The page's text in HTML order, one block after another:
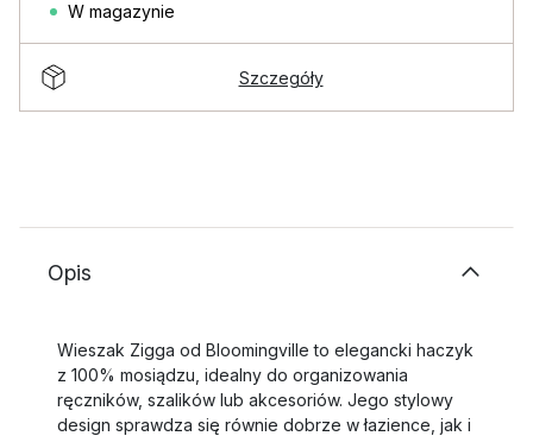
W magazynie
Szczegóły
Opis
Wieszak Zigga od Bloomingville to elegancki haczyk
z 100% mosiądzu, idealny do organizowania
ręczników, szalików lub akcesoriów. Jego stylowy
design sprawdza się równie dobrze w łazience, jak i